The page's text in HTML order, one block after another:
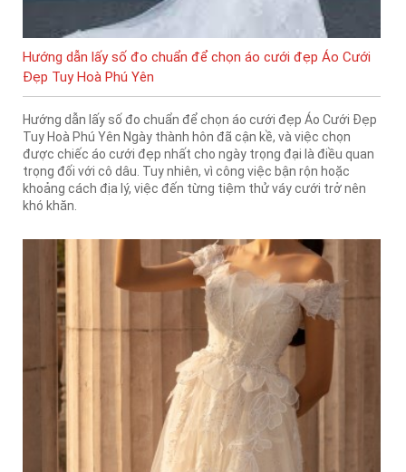
Hướng dẫn lấy số đo chuẩn để chọn áo cưới đẹp Áo Cưới
Đẹp Tuy Hoà Phú Yên
Hướng dẫn lấy số đo chuẩn để chọn áo cưới đẹp Áo Cưới Đẹp
Tuy Hoà Phú Yên Ngày thành hôn đã cận kề, và việc chọn
được chiếc áo cưới đẹp nhất cho ngày trọng đại là điều quan
trọng đối với cô dâu. Tuy nhiên, vì công việc bận rộn hoặc
khoảng cách địa lý, việc đến từng tiệm thử váy cưới trở nên
khó khăn.